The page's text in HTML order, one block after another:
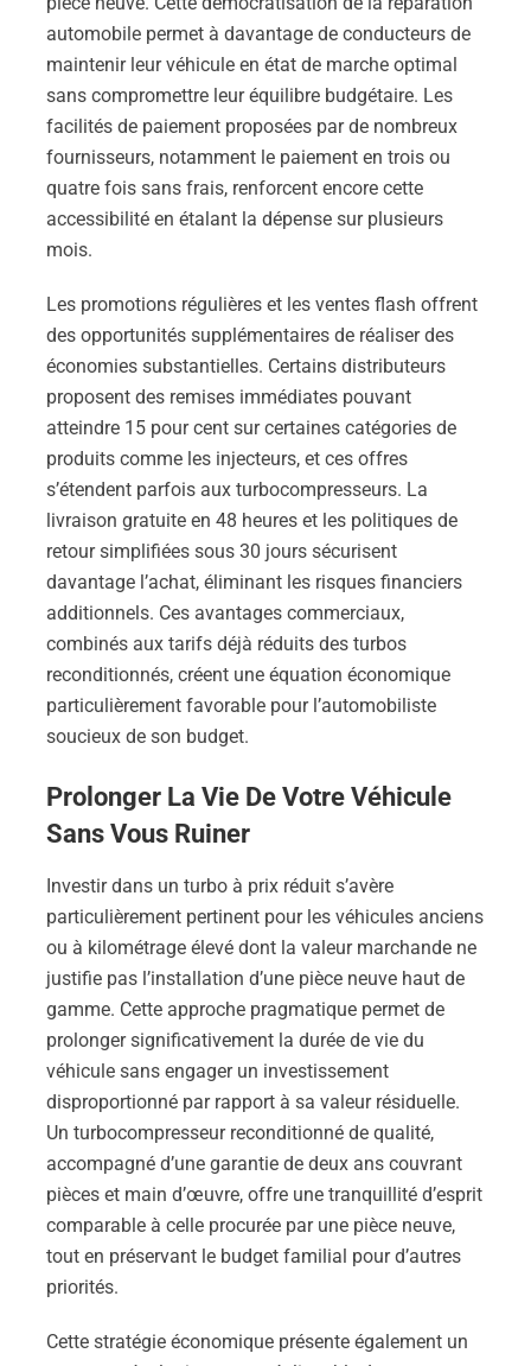
automobile permet à davantage de conducteurs de
maintenir leur véhicule en état de marche optimal
sans compromettre leur équilibre budgétaire. Les
facilités de paiement proposées par de nombreux
fournisseurs, notamment le paiement en trois ou
quatre fois sans frais, renforcent encore cette
accessibilité en étalant la dépense sur plusieurs
mois.
Les promotions régulières et les ventes flash offrent
des opportunités supplémentaires de réaliser des
économies substantielles. Certains distributeurs
proposent des remises immédiates pouvant
atteindre 15 pour cent sur certaines catégories de
produits comme les injecteurs, et ces offres
s’étendent parfois aux turbocompresseurs. La
livraison gratuite en 48 heures et les politiques de
retour simplifiées sous 30 jours sécurisent
davantage l’achat, éliminant les risques financiers
additionnels. Ces avantages commerciaux,
combinés aux tarifs déjà réduits des turbos
reconditionnés, créent une équation économique
particulièrement favorable pour l’automobiliste
soucieux de son budget.
Prolonger La Vie De Votre Véhicule
Sans Vous Ruiner
Investir dans un turbo à prix réduit s’avère
particulièrement pertinent pour les véhicules anciens
ou à kilométrage élevé dont la valeur marchande ne
justifie pas l’installation d’une pièce neuve haut de
gamme. Cette approche pragmatique permet de
prolonger significativement la durée de vie du
véhicule sans engager un investissement
disproportionné par rapport à sa valeur résiduelle.
Un turbocompresseur reconditionné de qualité,
accompagné d’une garantie de deux ans couvrant
pièces et main d’œuvre, offre une tranquillité d’esprit
comparable à celle procurée par une pièce neuve,
tout en préservant le budget familial pour d’autres
priorités.
Cette stratégie économique présente également un